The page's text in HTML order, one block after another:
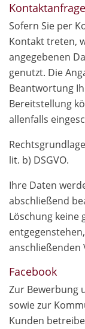
Sofern Sie per
Kontakt treten,
angegebenen
genutzt. Die
Beantwortung
Bereitstellung
allenfalls
lit. b) DSGVO.
Ihre Daten
abschließend
Löschung keine
anschließenden
Facebook
Zur Bewerbung
sowie zur
Kunden